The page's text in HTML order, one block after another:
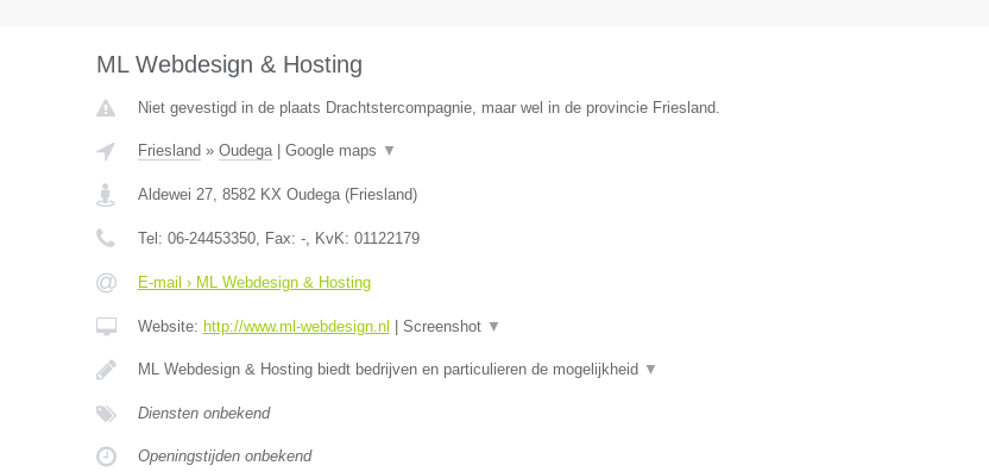
ML Webdesign & Hosting
Niet gevestigd in de plaats Drachtstercompagnie, maar wel in de provincie Friesland.
Friesland » Oudega| Google maps ▼
Aldewei 27, 8582 KX Oudega(Friesland)
Tel: 06-24453350, Fax: -, KvK: 01122179
E-mail › ML Webdesign & Hosting
Website: http://www.ml-webdesign.nl Screenshot ▼
ML Webdesign & Hosting biedt bedrijven en particulieren de mogelijkheid ▼
Diensten onbekend
Openingstijden onbekend